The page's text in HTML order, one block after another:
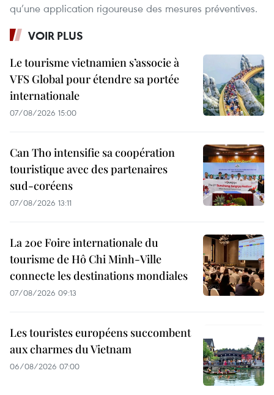
qu’une application rigoureuse des mesures préventives.
VOIR PLUS
Le tourisme vietnamien s’associe à
VFS Global pour étendre sa portée
internationale
07/08/2026 15:00
Can Tho intensifie sa coopération
touristique avec des partenaires
sud-coréens
07/08/2026 13:11
La 20e Foire internationale du
tourisme de Hô Chi Minh-Ville
connecte les destinations mondiales
07/08/2026 09:13
Les touristes européens succombent
aux charmes du Vietnam
06/08/2026 07:00